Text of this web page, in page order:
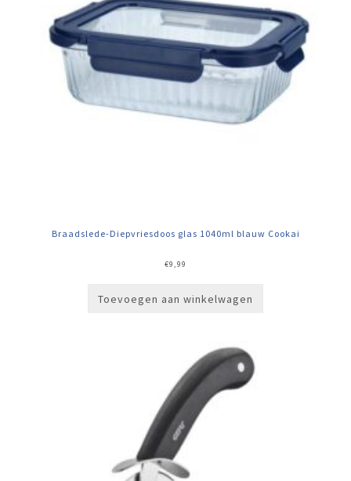
Braadslede-Diepvriesdoos glas 1040ml blauw Cookai
€9,99
Toevoegen aan winkelwagen